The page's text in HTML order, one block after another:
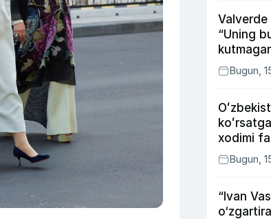
“Uning
Bugun,
xodimi
etilishi
Bugun,
“Ivan